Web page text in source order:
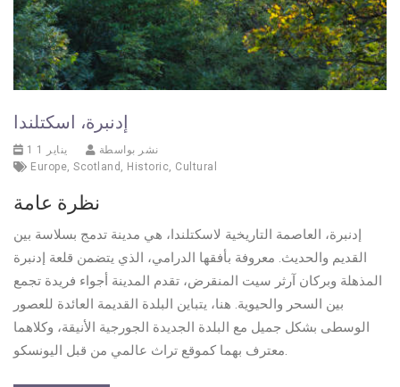
إدنبرة، اسكتلندا
1 يناير 1
نشر بواسطة
Europe, Scotland , Historic, Cultural
نظرة عامة
إدنبرة، العاصمة التاريخية لاسكتلندا، هي مدينة تدمج بسلاسة بين
القديم والحديث. معروفة بأفقها الدرامي، الذي يتضمن قلعة إدنبرة
المذهلة وبركان آرثر سيت المنقرض، تقدم المدينة أجواء فريدة تجمع
بين السحر والحيوية. هنا، يتباين البلدة القديمة العائدة للعصور
الوسطى بشكل جميل مع البلدة الجديدة الجورجية الأنيقة، وكلاهما
معترف بهما كموقع تراث عالمي من قبل اليونسكو.